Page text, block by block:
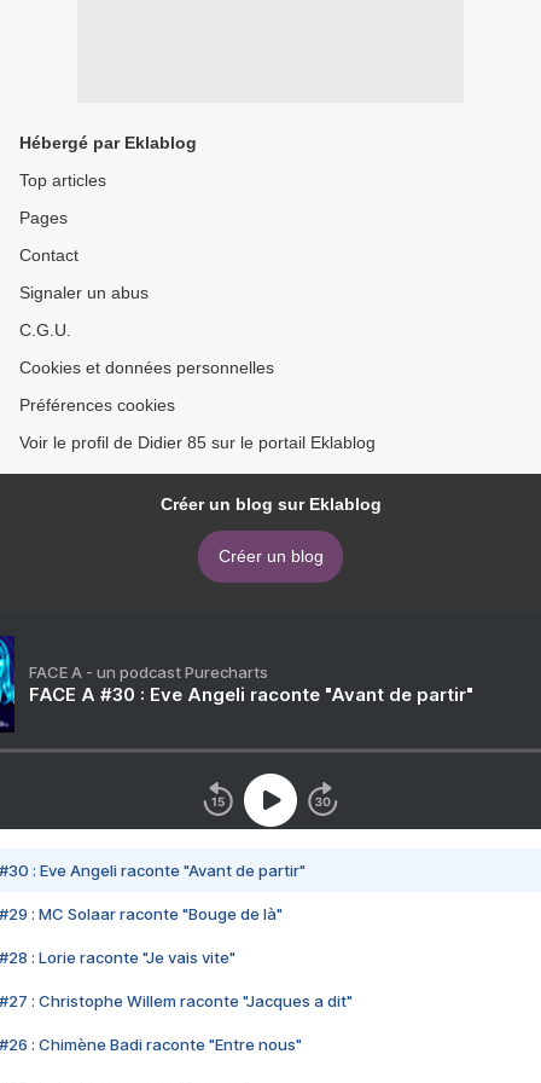
Hébergé par Eklablog
Top articles
Pages
Contact
Signaler un abus
C.G.U.
Cookies et données personnelles
Préférences cookies
Voir le profil de Didier 85 sur le portail Eklablog
Créer un blog sur Eklablog
Créer un blog
FACE A - un podcast Purecharts
FACE A #30 : Eve Angeli raconte "Avant de partir"
#30 : Eve Angeli raconte "Avant de partir"
#29 : MC Solaar raconte "Bouge de là"
#28 : Lorie raconte "Je vais vite"
#27 : Christophe Willem raconte "Jacques a dit"
#26 : Chimène Badi raconte "Entre nous"